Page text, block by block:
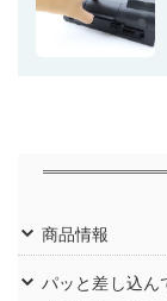
商品情報
パッと差し込ん